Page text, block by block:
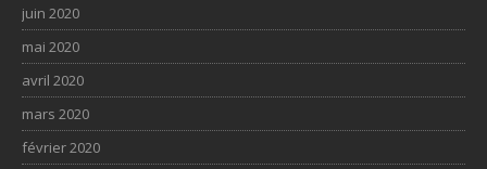
juin 2020
mai 2020
avril 2020
mars 2020
février 2020